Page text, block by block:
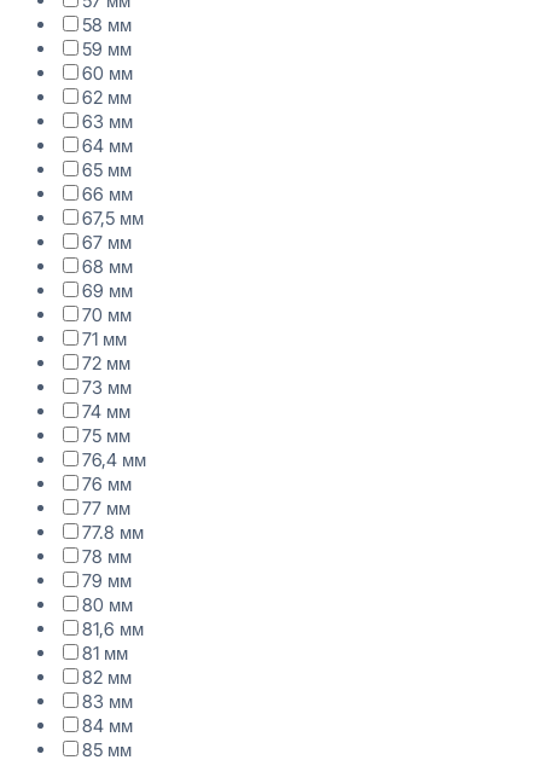
58 мм
59 мм
60 мм
62 мм
63 мм
64 мм
65 мм
66 мм
67,5 мм
67 мм
68 мм
69 мм
70 мм
71 мм
72 мм
73 мм
74 мм
75 мм
76,4 мм
76 мм
77 мм
77.8 мм
78 мм
79 мм
80 мм
81,6 мм
81 мм
82 мм
83 мм
84 мм
85 мм